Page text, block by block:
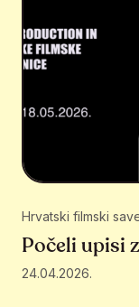
Hrvatski filmski
Počeli upisi
24.04.2026.